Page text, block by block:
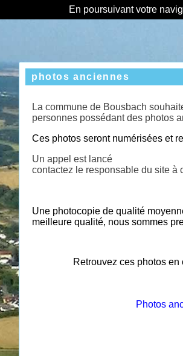
En poursuivant votre
photos anciennes
La commune de Bousbach
personnes possédant des photos
Ces photos seront numérisées et
Un appel est lancé
contactez le responsable du site à
Une photocopie de qualité
meilleure qualité, nous sommes
Retrouvez ces photos en
Photos